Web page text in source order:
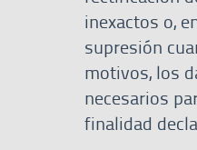
inexactos o,
supresión
motivos, los
necesarios
finalidad